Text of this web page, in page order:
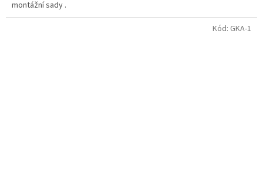
montážní sady .
Kód: GKA-1